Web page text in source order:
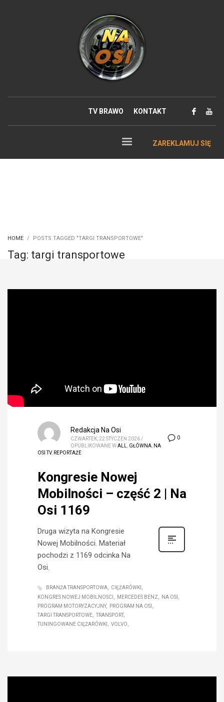
TV BRAWO KONTAKT
ZAREKLAMUJ SIĘ
HOME POSTS TAGGED "TARGI TRANSPORTOWE"
Tag: targi transportowe
0
Redakcja Na Osi
CZWARTEK, 22 STYCZEŃ 2026/
OPUBLIKOWANE WALL, GŁÓWNA, NA
OSI TV, REPORTAŻE
Kongresie Nowej
Mobilności – część 2 | Na
Osi 1169
Druga wizyta na Kongresie
Nowej Mobilności. Materiał
pochodzi z 1169 odcinka Na
Osi.
BRANŻA TRANSPORTOWA
CIĘŻARÓWKI
KONGRES NOWEJ MOBILNOSCI
MERCEDES BENZ
NA OSI
PROGRAM MOTORYZACYJNY
PROGRAM NA OSI
TARGI TRANSPORTOWE
TRANSPORT
TUNINGOWANE CIĘŻARÓWKI
VOLVO